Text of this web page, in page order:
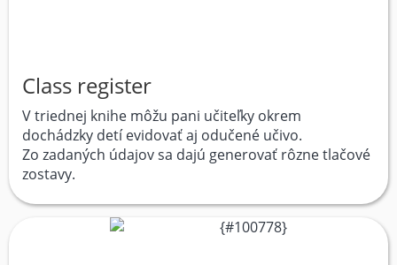
Class register
V triednej knihe môžu pani učiteľky okrem
dochádzky detí evidovať aj odučené učivo.
Zo zadaných údajov sa dajú generovať rôzne tlačové
zostavy.